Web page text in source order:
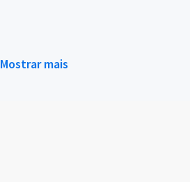
Mostrar mais